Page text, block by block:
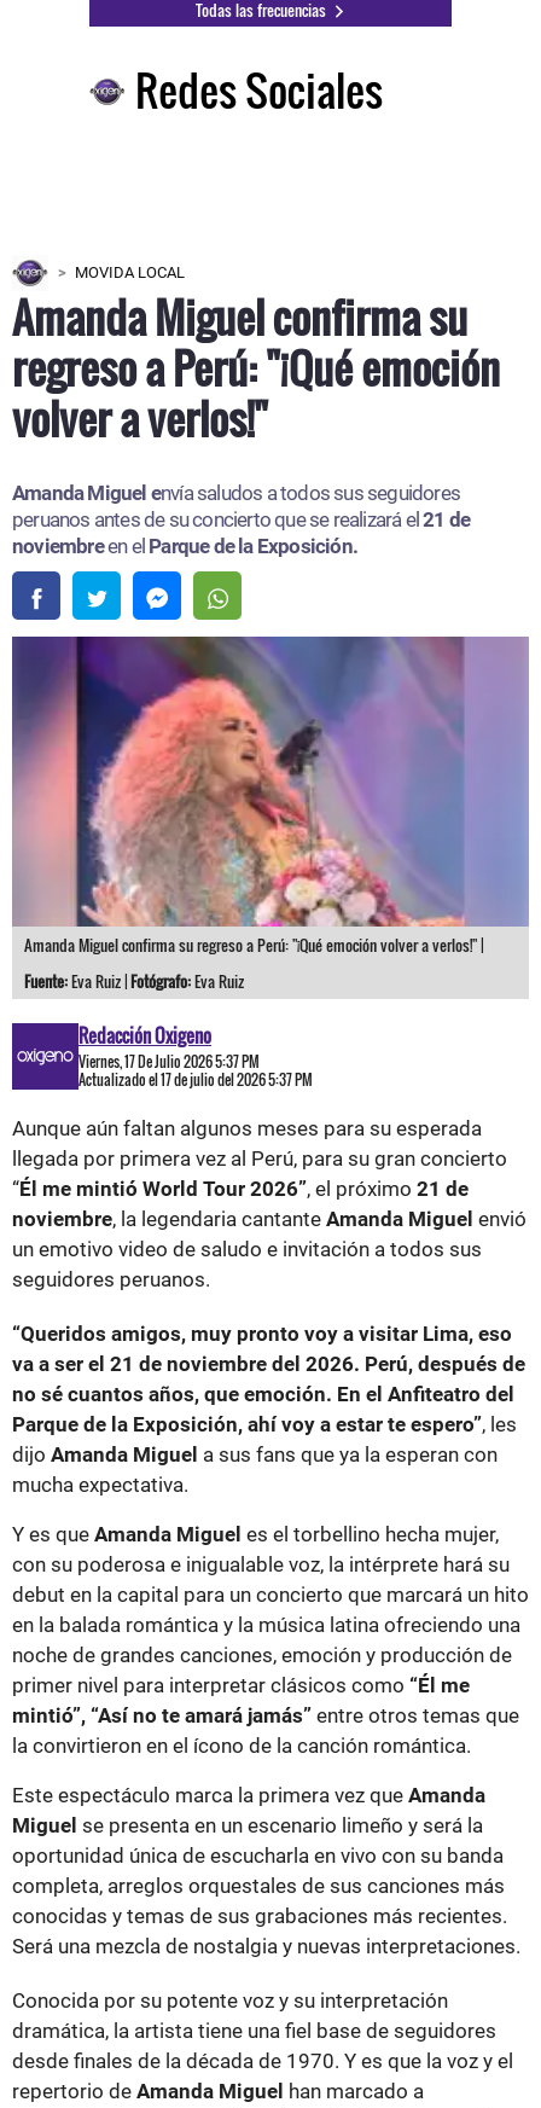
Todas las frecuencias
Redes Sociales
MOVIDA LOCAL
Amanda Miguel confirma su
regreso a Perú: "¡Qué emoción
volver a verlos!"
Amanda Miguel envía saludos a todos sus seguidores
peruanos antes de su concierto que se realizará el21 de
noviembreen el Parque de la Exposición.
Amanda Miguel confirma su regreso a Perú: "¡Qué emoción volver a verlos!" |
Fuente:Eva Ruiz |Fotógrafo:Eva Ruiz
Redacción Oxigeno
Viernes, 17 De Julio 2026 5:37 PM
Actualizado el 17 de julio del 2026 5:37 PM
Aunque aún faltan algunos meses para su esperada
llegada por primera vez al Perú, para su gran concierto
“Él me mintió World Tour 2026”, el próximo 21 de
noviembre, la legendaria cantante Amanda Miguel envió
un emotivo video de saludo e invitación a todos sus
seguidores peruanos.
“Queridos amigos, muy pronto voy a visitar Lima, eso
va a ser el 21 de noviembre del 2026. Perú, después de
no sé cuantos años, que emoción. En el Anfiteatro del
Parque de la Exposición, ahí voy a estar te espero”, les
dijo Amanda Miguel a sus fans que ya la esperan con
mucha expectativa.
Y es que Amanda Miguel es el torbellino hecha mujer,
con su poderosa e inigualable voz, la intérprete hará su
debut en la capital para un concierto que marcará un hito
en la balada romántica y la música latina ofreciendo una
noche de grandes canciones, emoción y producción de
primer nivel para interpretar clásicos como “Él me
mintió”, “Así no te amará jamás” entre otros temas que
la convirtieron en el ícono de la canción romántica.
Este espectáculo marca la primera vez que Amanda
Miguel se presenta en un escenario limeño y será la
oportunidad única de escucharla en vivo con su banda
completa, arreglos orquestales de sus canciones más
conocidas y temas de sus grabaciones más recientes.
Será una mezcla de nostalgia y nuevas interpretaciones.
Conocida por su potente voz y su interpretación
dramática, la artista tiene una fiel base de seguidores
desde finales de la década de 1970. Y es que la voz y el
repertorio de Amanda Miguel han marcado a